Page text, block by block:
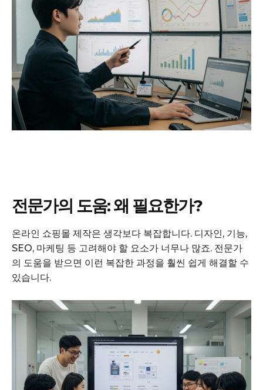
전문가의 도움: 왜 필요한가?
온라인 쇼핑몰 제작은 생각보다 복잡합니다. 디자인, 기능,
SEO, 마케팅 등 고려해야 할 요소가 너무나 많죠. 전문가
의 도움을 받으면 이런 복잡한 과정을 훨씬 쉽게 해결할 수
있습니다.